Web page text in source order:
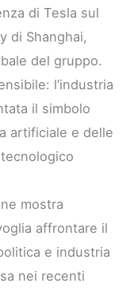
di Tesla sul
di Shanghai,
del gruppo.
l’industria
il simbolo
artificiale e delle
mostra
affrontare il
e industria
nei recenti